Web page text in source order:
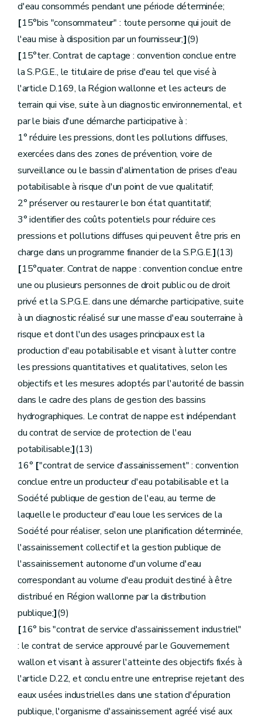
Art.
Titre 10
(Sanction des infractions communes en matière d'eaux de surface et d'eau destinée à la consommation humaine -
Art.
Partie V Dispositions transitoires (art. D.430 - D.445)
Art.
Art.
Art.
Art.
Art.
Art.
Art.
Art.
Art.
Art.
Art.
Art.
Art.
PartieREGLEMENTAIRE
Annexe II
Annexe III
Annexe IV
Annexe V
Annexe VI
Annexe VII
d'eau consommés pendant une période déterminée;
[15°bis "consommateur" : toute personne qui jouit de
l'eau mise à disposition par un fournisseur;](9)
[15°ter. Contrat de captage : convention conclue entre
la S.P.G.E., le titulaire de prise d'eau tel que visé à
l'article D.169, la Région wallonne et les acteurs de
terrain qui vise, suite à un diagnostic environnemental, et
par le biais d'une démarche participative à :
1° réduire les pressions, dont les pollutions diffuses,
exercées dans des zones de prévention, voire de
surveillance ou le bassin d'alimentation de prises d'eau
potabilisable à risque d'un point de vue qualitatif;
2° préserver ou restaurer le bon état quantitatif;
3° identifier des coûts potentiels pour réduire ces
pressions et pollutions diffuses qui peuvent être pris en
charge dans un programme financier de la S.P.G.E.](13)
[15°quater. Contrat de nappe : convention conclue entre
une ou plusieurs personnes de droit public ou de droit
privé et la S.P.G.E. dans une démarche participative, suite
à un diagnostic réalisé sur une masse d'eau souterraine à
risque et dont l'un des usages principaux est la
production d'eau potabilisable et visant à lutter contre
les pressions quantitatives et qualitatives, selon les
objectifs et les mesures adoptés par l'autorité de bassin
dans le cadre des plans de gestion des bassins
hydrographiques. Le contrat de nappe est indépendant
du contrat de service de protection de l'eau
potabilisable;](13)
16° ["contrat de service d'assainissement" : convention
conclue entre un producteur d'eau potabilisable et la
Société publique de gestion de l'eau, au terme de
laquelle le producteur d'eau loue les services de la
Société pour réaliser, selon une planification déterminée,
l'assainissement collectif et la gestion publique de
l'assainissement autonome d'un volume d'eau
correspondant au volume d'eau produit destiné à être
distribué en Région wallonne par la distribution
publique;](9)
[16° bis "contrat de service d'assainissement industriel"
: le contrat de service approuvé par le Gouvernement
wallon et visant à assurer l'atteinte des objectifs fixés à
l'article D.22, et conclu entre une entreprise rejetant des
eaux usées industrielles dans une station d'épuration
publique, l'organisme d'assainissement agréé visé aux